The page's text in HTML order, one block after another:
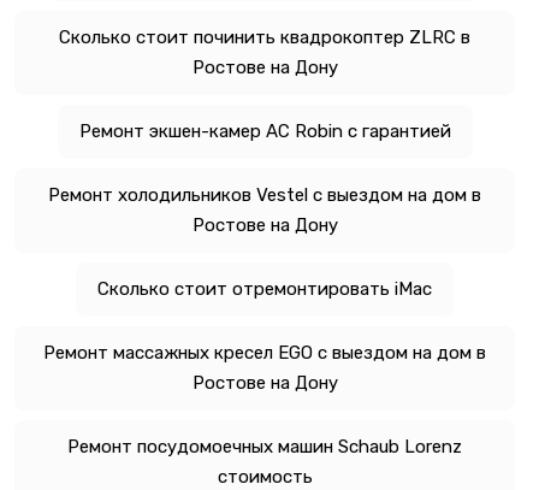
Сколько стоит починить квадрокоптер ZLRC в
Ростове на Дону
Ремонт экшен-камер AC Robin с гарантией
Ремонт холодильников Vestel с выездом на дом в
Ростове на Дону
Сколько стоит отремонтировать iMac
Ремонт массажных кресел EGO с выездом на дом в
Ростове на Дону
Ремонт посудомоечных машин Schaub Lorenz
стоимость